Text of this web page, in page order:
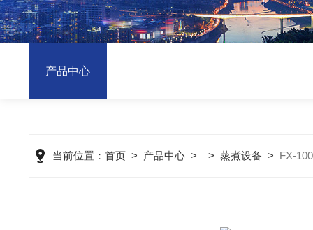
产品中心
当前位置： 首页> 产品中心> > 蒸煮设备 > FX-